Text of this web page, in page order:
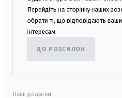
Перейдіть на сторінку наших
обрати ті, що відповідають
інтересам.
ДО РОЗСИЛОК
Наші додатки: